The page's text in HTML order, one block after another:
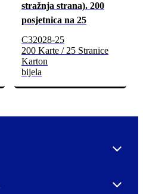
stražnja strana). 200
posjetnica na 25
C32028-25
200 Karte / 25 Stranice
Karton
bijela
Expand
Expand